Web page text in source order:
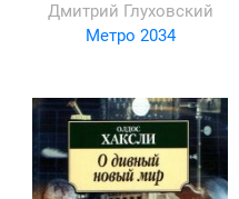
Дмитрий Глуховский
Метро 2034